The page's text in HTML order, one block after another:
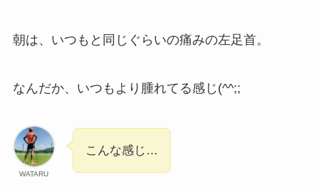
朝は、いつもと同じぐらいの痛みの左足首。
なんだか、いつもより腫れてる感じ(^^;;
WATARU
こんな感じ…